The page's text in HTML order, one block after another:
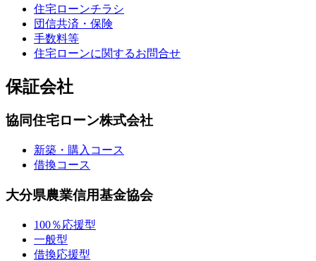
住宅ローンチラシ
団信共済・保険
手数料等
住宅ローンに関するお問合せ
保証会社
協同住宅ローン株式会社
新築・購入コース
借換コース
大分県農業信用基金協会
100％応援型
一般型
借換応援型